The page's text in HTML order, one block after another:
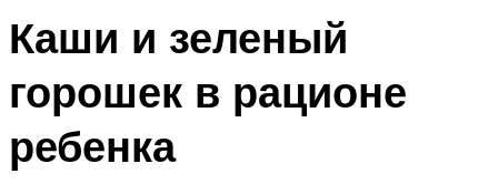
Каши и зеленый
горошек в рационе
ребенка